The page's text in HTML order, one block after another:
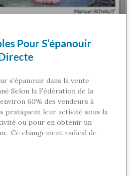
Pour S’épanouir
s’épanouir dans la vente
Selon la Fédération de la
60% des vendeurs à
pratiquent leur activité sous la
ou pour en obtenir un
Ce changement radical de